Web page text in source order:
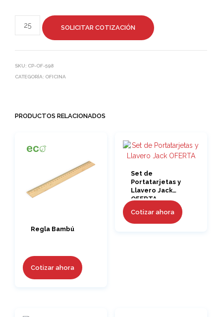
SOLICITAR COTIZACIÓN
SKU: CP-OF-598
CATEGORÍA: OFICINA
PRODUCTOS RELACIONADOS
Regla Bambú
Cotizar ahora
Set de
Portatarjetas y
Llavero Jack
OFERTA
Cotizar ahora